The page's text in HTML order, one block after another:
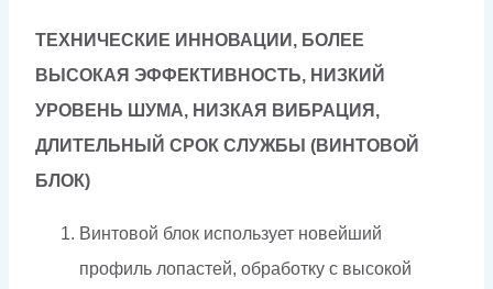
ТЕХНИЧЕСКИЕ ИННОВАЦИИ, БОЛЕЕ
ВЫСОКАЯ ЭФФЕКТИВНОСТЬ, НИЗКИЙ
УРОВЕНЬ ШУМА, НИЗКАЯ ВИБРАЦИЯ,
ДЛИТЕЛЬНЫЙ СРОК СЛУЖБЫ (ВИНТОВОЙ
БЛОК)
Винтовой блок использует новейший
профиль лопастей, обработку с высокой